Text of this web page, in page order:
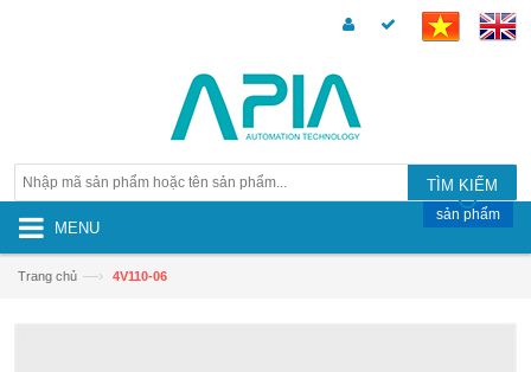
TÌM KIẾM
MENU
sản phẩm
Trang chủ —› 4V110-06